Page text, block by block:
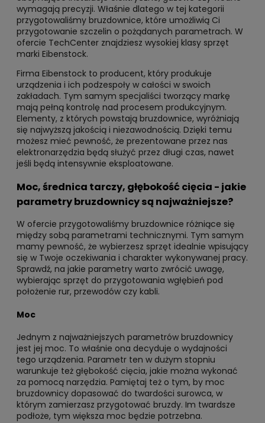
wymagają precyzji. Właśnie dlatego w tej kategorii
przygotowaliśmy bruzdownice, które umożliwią Ci
przygotowanie szczelin o pożądanych parametrach. W
ofercie TechCenter znajdziesz wysokiej klasy sprzęt
marki Eibenstock.
Firma Eibenstock to producent, który produkuje
urządzenia i ich podzespoły w całości w swoich
zakładach. Tym samym specjaliści tworzący markę
mają pełną kontrolę nad procesem produkcyjnym.
Elementy, z których powstają bruzdownice, wyróżniają
się najwyższą jakością i niezawodnością. Dzięki temu
możesz mieć pewność, że prezentowane przez nas
elektronarzędzia będą służyć przez długi czas, nawet
jeśli będą intensywnie eksploatowane.
Moc, średnica tarczy, głębokość cięcia - jakie
parametry bruzdownicy są najważniejsze?
W ofercie przygotowaliśmy bruzdownice różniące się
między sobą parametrami technicznymi. Tym samym
mamy pewność, że wybierzesz sprzęt idealnie wpisujący
się w Twoje oczekiwania i charakter wykonywanej pracy.
Sprawdź, na jakie parametry warto zwrócić uwagę,
wybierając sprzęt do przygotowania wgłębień pod
położenie rur, przewodów czy kabli.
Moc
Jednym z najważniejszych parametrów bruzdownicy
jest jej moc. To właśnie ona decyduje o wydajności
tego urządzenia. Parametr ten w dużym stopniu
warunkuje też głębokość cięcia, jakie można wykonać
za pomocą narzędzia. Pamiętaj też o tym, by moc
bruzdownicy dopasować do twardości surowca, w
którym zamierzasz przygotować bruzdy. Im twardsze
podłoże, tym większa moc będzie potrzebna.